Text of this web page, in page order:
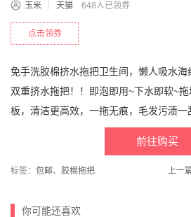
玉米 天猫 648人已领券
点击领券
免手洗胶棉挤水拖把卫生间，懒人吸水海
双重挤水拖把！！即泡即用~下水即软~
板，清洁更高效，一拖无痕，毛发污渍一
前往购买
标签： 包邮、 胶棉拖把 上一
你可能还喜欢